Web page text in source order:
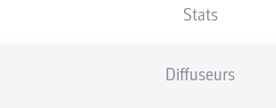
Stats
Diffuseurs